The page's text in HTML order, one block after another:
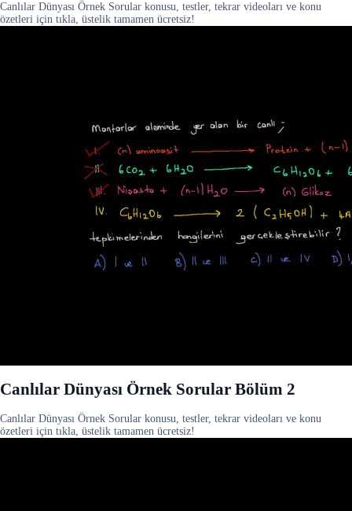
Canlılar Dünyası Örnek Sorular konusu, testler, tekrar videoları ve konu
özetleri için tıkla, üstelik tamamen ücretsiz!
Canlılar Dünyası Örnek Sorular Bölüm 2
Canlılar Dünyası Örnek Sorular konusu, testler, tekrar videoları ve konu
özetleri için tıkla, üstelik tamamen ücretsiz!